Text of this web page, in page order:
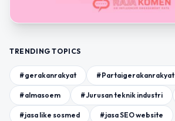
TRENDING TOPICS
#gerakanrakyat #Partaigerakanrakyat
#almasoem #Jurusan teknik industri
#jasa like sosmed #jasa SEO website